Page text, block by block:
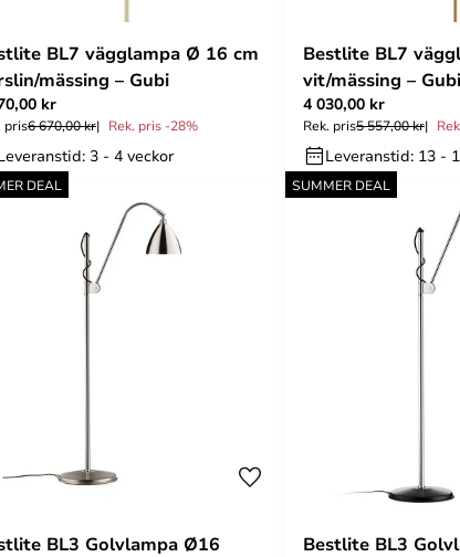
BL7 vägglampa Ø 16 cm
mässing – Gubi
kr
pris6 670,00 kr Rek. pris -28%
3 - 4 veckor
Bestlite BL7
vit/mässing – Gubi
4 030,00 kr
Rek. pris5 557,00 kr
Leveranstid: 13 -
DEAL
BL3 Golvlampa Ø16
SUMMER DEAL
Bestlite BL3